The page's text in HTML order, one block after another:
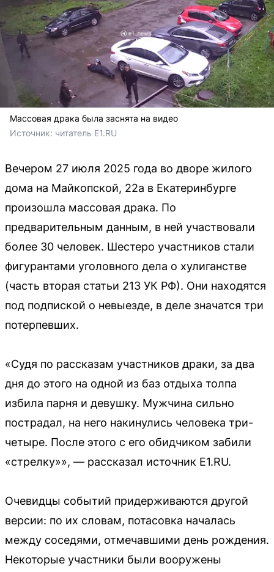
Массовая драка была заснята на видео
Источник: читатель Е1.RU
Вечером 27 июля 2025 года во дворе жилого
дома на Майкопской, 22а в Екатеринбурге
произошла массовая драка. По
предварительным данным, в ней участвовали
более 30 человек. Шестеро участников стали
фигурантами уголовного дела о хулиганстве
(часть вторая статьи 213 УК РФ). Они находятся
под подпиской о невыезде, в деле значатся три
потерпевших.
«Судя по рассказам участников драки, за два
дня до этого на одной из баз отдыха толпа
избила парня и девушку. Мужчина сильно
пострадал, на него накинулись человека три-
четыре. После этого с его обидчиком забили
«стрелку»», — рассказал источник E1.RU.
Очевидцы событий придерживаются другой
версии: по их словам, потасовка началась
между соседями, отмечавшими день рождения.
Некоторые участники были вооружены